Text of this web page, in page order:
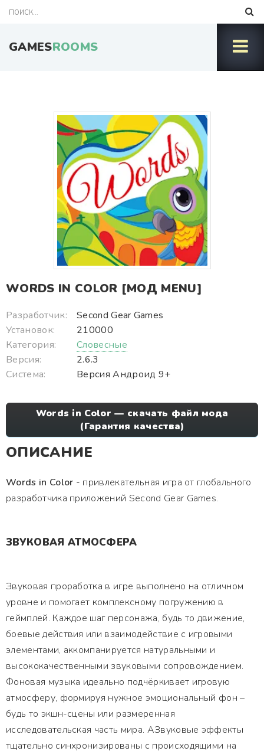
GAMESROOMS
WORDS IN COLOR [МОД MENU]
Разработчик:
Second Gear Games
Установок:
210000
Категория:
Словесные
Версия:
2.6.3
Система:
Версия Андроид 9+
Words in Color — скачать файл мода
(Гарантия качества)
ОПИСАНИЕ
Words in Color - привлекательная игра от глобального
разработчика приложений Second Gear Games.
ЗВУКОВАЯ АТМОСФЕРА
Звуковая проработка в игре выполнено на отличном
уровне и помогает комплексному погружению в
геймплей. Каждое шаг персонажа, будь то движение,
боевые действия или взаимодействие с игровыми
элементами, аккомпанируется натуральными и
высококачественными звуковыми сопровождением.
Фоновая музыка идеально подчёркивает игровую
атмосферу, формируя нужное эмоциональный фон –
будь то экшн-сцены или размеренная
исследовательская часть мира. АЗвуковые эффекты
тщательно синхронизированы с происходящими на